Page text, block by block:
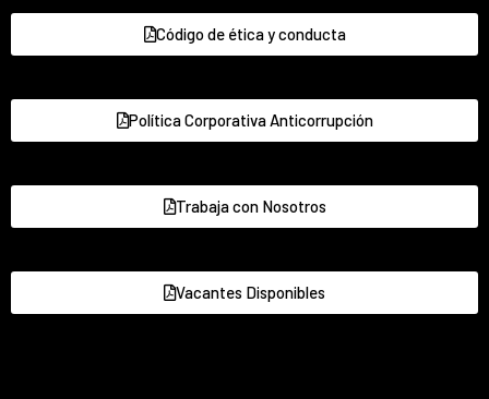
Código de ética y conducta
Política Corporativa Anticorrupción
Trabaja con Nosotros
Vacantes Disponibles